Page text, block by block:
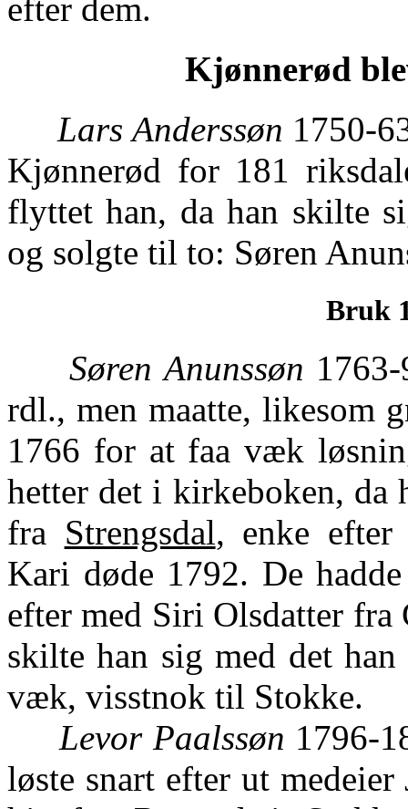
efter dem.
Kjønnerød
Lars Anderssøn 1750-
Kjønnerød for 181
flyttet han, da han skilte
og solgte til to: Søren
Bruk
Søren Anunssøn
rdl., men maatte, likesom
1766 for at faa væk
hetter det i kirkeboken, da
fra Strengsdal, enke efter
Kari døde 1792. De
efter med Siri Olsdatter fra
skilte han sig med det
væk, visstnok til Stokke.
Levor Paalssøn 1796-
løste snart efter ut